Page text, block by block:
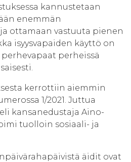
kannustetaan
enemmän
ottamaan vastuuta pienen
isyysvapaiden käyttö on
perheissä
kerrottiin aiemmin
1/2021. Juttua
kansanedustaja Aino-
tuolloin sosiaali- ja
äidit ovat